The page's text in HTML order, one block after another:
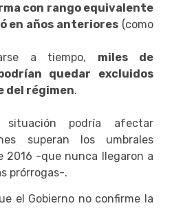
con rango equivalente
en años anteriores (como
a tiempo, miles de
quedar excluidos
del régimen.
podría afectar
superan los umbrales
2016 -que nunca llegaron a
prórrogas-.
el Gobierno no confirme la